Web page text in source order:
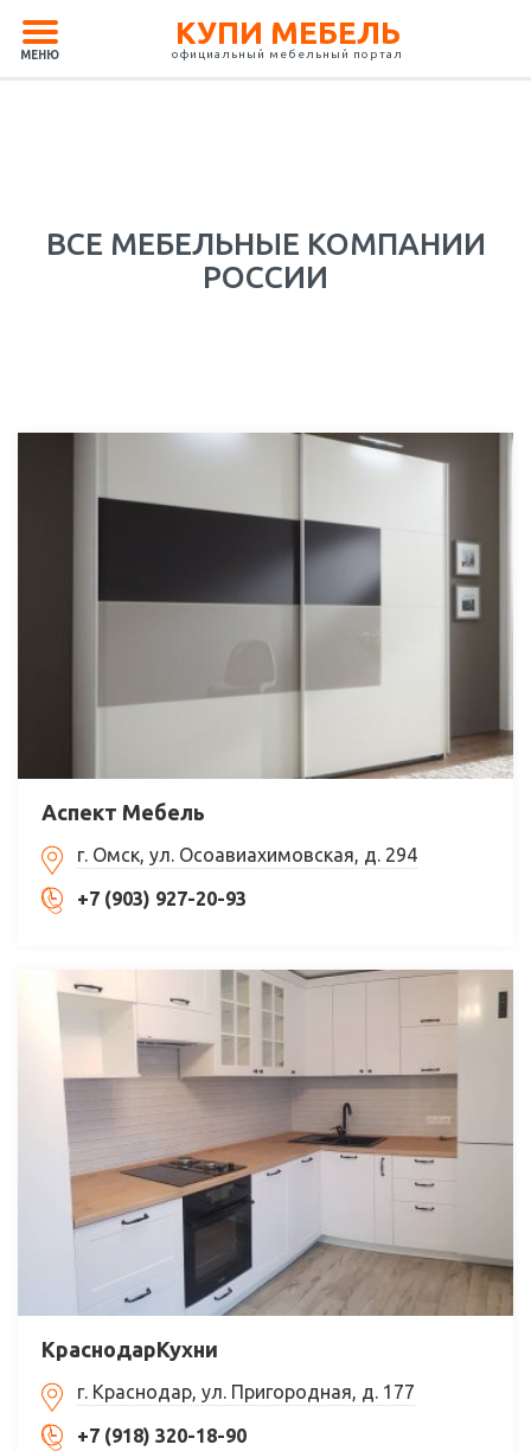
МЕНЮ
КУПИ МЕБЕЛЬ
официальный мебельный портал
ВСЕ МЕБЕЛЬНЫЕ КОМПАНИИ
РОССИИ
Аспект Мебель
г. Омск, ул. Осоавиахимовская, д. 294
+7 (903) 927-20-93
КраснодарКухни
г. Краснодар, ул. Пригородная, д. 177
+7 (918) 320-18-90